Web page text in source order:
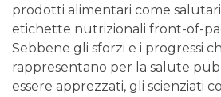
prodotti alimentari come
etichette nutrizionali front-of-
Sebbene gli sforzi e i progressi
rappresentano per la salute
essere apprezzati, gli scienziati